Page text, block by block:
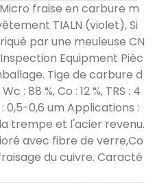
fraise en carbure m
TIALN (violet), Si
par une meuleuse CN
Equipment Pièc
Tige de carbure d
: 88 %, Co : 12 %, TRS : 4
0,5-0,6 um Applications :
trempe et l'acier revenu.
avec fibre de verre,Co
du cuivre. Caracté